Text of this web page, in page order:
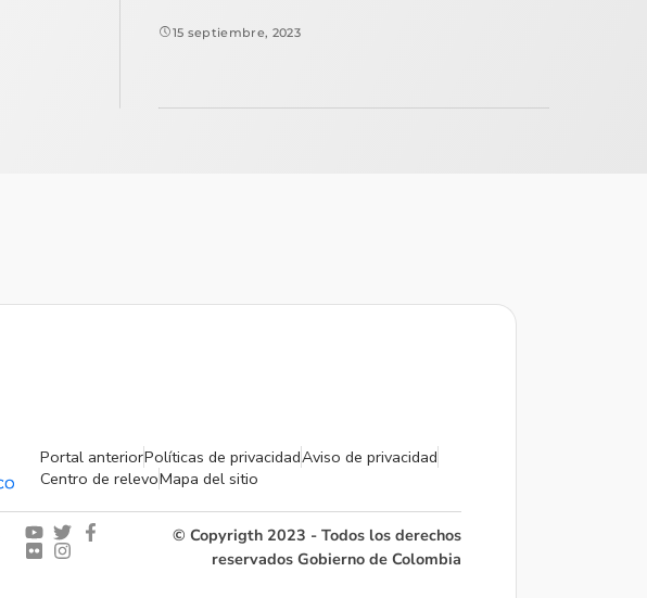
15 septiembre, 2023
Portal anteriorPolíticas de privacidadAviso de privacidad
Centro de relevoMapa del sitio
© Copyrigth 2023 - Todos los derechos
reservados Gobierno de Colombia